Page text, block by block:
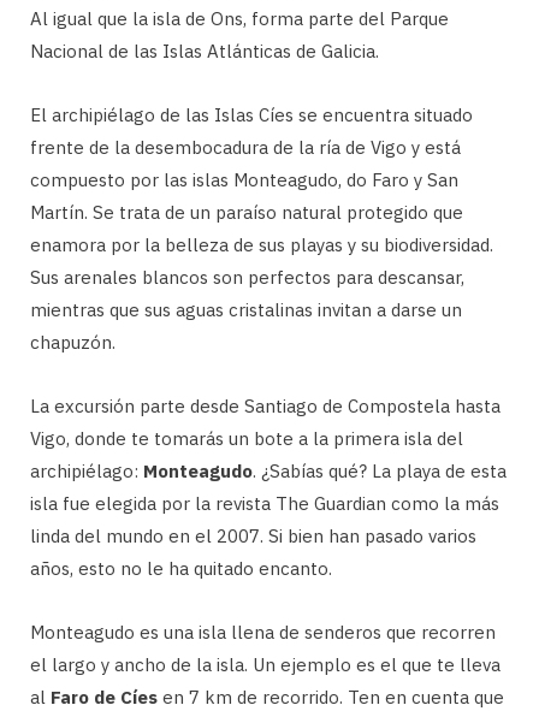
Al igual que la isla de Ons, forma parte del Parque
Nacional de las Islas Atlánticas de Galicia.
El archipiélago de las Islas Cíes se encuentra situado
frente de la desembocadura de la ría de Vigo y está
compuesto por las islas Monteagudo, do Faro y San
Martín. Se trata de un paraíso natural protegido que
enamora por la belleza de sus playas y su biodiversidad.
Sus arenales blancos son perfectos para descansar,
mientras que sus aguas cristalinas invitan a darse un
chapuzón.
La excursión parte desde Santiago de Compostela hasta
Vigo, donde te tomarás un bote a la primera isla del
archipiélago: Monteagudo. ¿Sabías qué? La playa de esta
isla fue elegida por la revista The Guardian como la más
linda del mundo en el 2007. Si bien han pasado varios
años, esto no le ha quitado encanto.
Monteagudo es una isla llena de senderos que recorren
el largo y ancho de la isla. Un ejemplo es el que te lleva
al Faro de Cíes en 7 km de recorrido. Ten en cuenta que